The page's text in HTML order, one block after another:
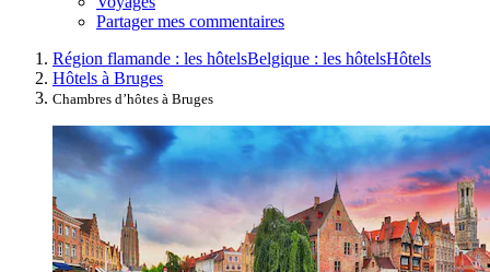
Partager mes commentaires
Région flamande : les hôtelsBelgique : les hôtelsHôtels
Hôtels à Bruges
Chambres d’hôtes à Bruges